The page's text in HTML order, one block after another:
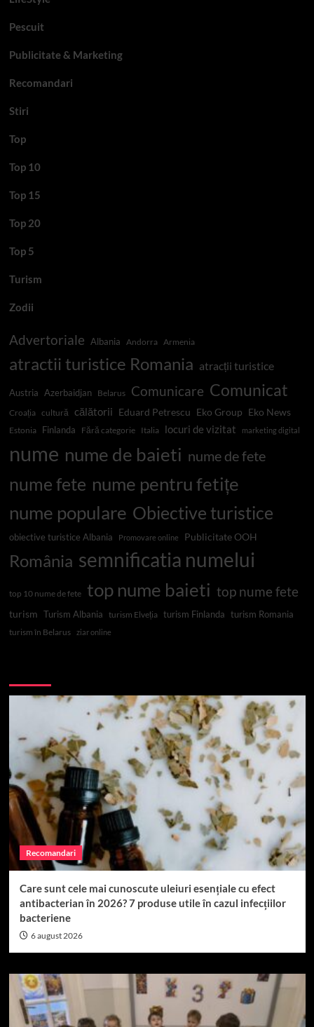
Pescuit
Publicitate & Marketing
Recomandari
Stiri
Top
Top 10
Top 15
Top 20
Top 5
Turism
Zodii
Advertoriale Albania Andorra Armenia
atractii turistice Romania atracții turistice
Austria Azerbaidjan Belarus Comunicare Comunicat
Croația cultură călătorii Eduard Petrescu Eko Group Eko News
Estonia Finlanda Fără categorie Italia locuri de vizitat marketing digital
nume nume de baieti nume de fete
nume fete nume pentru fetițe
nume populare Obiective turistice
obiective turistice Albania Promovare online Publicitate OOH
România semnificatia numelui
top 10 nume de fete top nume baieti top nume fete
turism Turism Albania turism Elveția turism Finlanda turism Romania
turism în Belarus ziar online
Recomandari
Care sunt cele mai cunoscute uleiuri esențiale cu efect
antibacterian în 2026? 7 produse utile în cazul infecțiilor
bacteriene
6 august 2026